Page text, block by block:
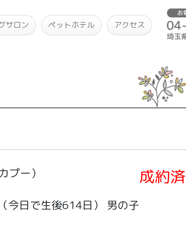
サロン ペットホテル アクセス
ー） 成約済
（今日で生後614日） 男の子